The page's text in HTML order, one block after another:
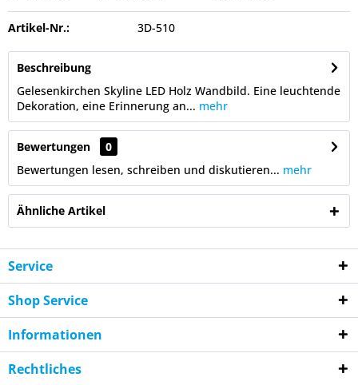
Artikel-Nr.: 3D-510
Beschreibung
Gelesenkirchen Skyline LED Holz Wandbild. Eine leuchtende
Dekoration, eine Erinnerung an... mehr
Bewertungen
0
Bewertungen lesen, schreiben und diskutieren... mehr
Ähnliche Artikel
Service
Shop Service
Informationen
Rechtliches